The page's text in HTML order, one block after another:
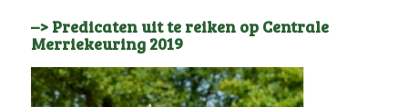
–> Predicaten uit te reiken op Centrale
Merriekeuring 2019